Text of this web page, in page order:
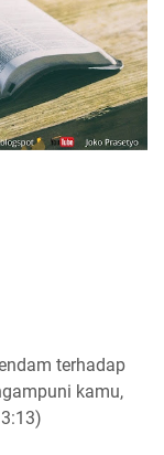
terhadap
kamu,